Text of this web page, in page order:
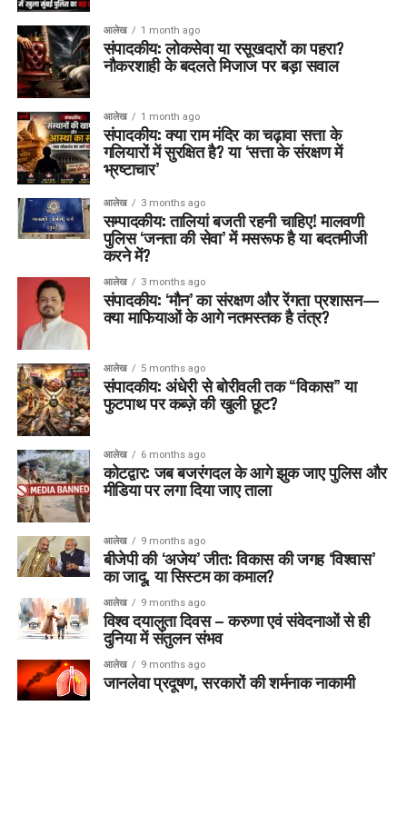
आलेख 1 month ago
संपादकीय: लोकसेवा या रसूखदारों का पहरा?
नौकरशाही के बदलते मिजाज पर बड़ा सवाल
आलेख 1 month ago
संपादकीय: क्या राम मंदिर का चढ़ावा सत्ता के
गलियारों में सुरक्षित है? या ‘सत्ता के संरक्षण में
भ्रष्टाचार’
आलेख 3 months ago
सम्पादकीय: तालियां बजती रहनी चाहिए! मालवणी
पुलिस ‘जनता की सेवा’ में मसरूफ है या बदतमीजी
करने में?
आलेख 3 months ago
संपादकीय: ‘मौन’ का संरक्षण और रेंगता प्रशासन—
क्या माफियाओं के आगे नतमस्तक है तंत्र?
आलेख 5 months ago
संपादकीय: अंधेरी से बोरीवली तक “विकास” या
फुटपाथ पर कब्ज़े की खुली छूट?
आलेख 6 months ago
कोटद्वार: जब बजरंगदल के आगे झुक जाए पुलिस और
मीडिया पर लगा दिया जाए ताला
आलेख 9 months ago
बीजेपी की ‘अजेय’ जीत: विकास की जगह ‘विश्वास’
का जादू, या सिस्टम का कमाल?
आलेख 9 months ago
विश्व दयालुता दिवस – करुणा एवं संवेदनाओं से ही
दुनिया में संतुलन संभव
आलेख 9 months ago
जानलेवा प्रदूषण, सरकारों की शर्मनाक नाकामी